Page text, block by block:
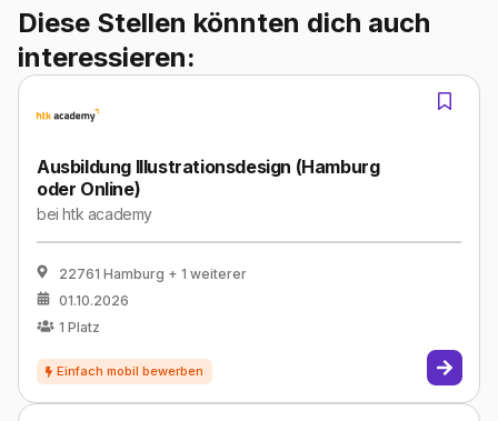
Diese Stellen könnten dich auch
interessieren:
Ausbildung Illustrationsdesign (Hamburg
oder Online)
beihtk academy
22761 Hamburg + 1 weiterer
01.10.2026
1 Platz